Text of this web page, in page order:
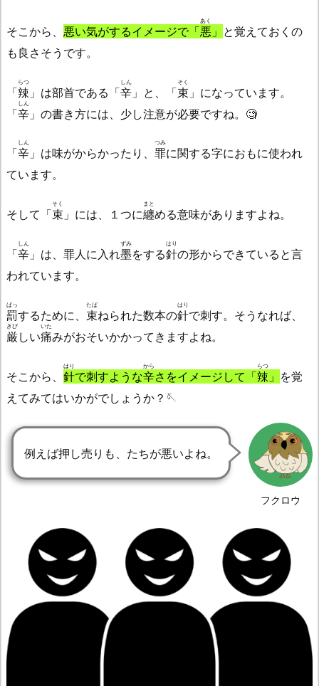
そこから、 悪い気がするイメージで「悪
あく
」 と覚えておくの
も良さそうです。
「辣
らつ
」は部首である「辛
しん
」と、「束
そく
」になっています。
「辛
しん
」の書き方には、少し注意が必要ですね。🧐
「辛
しん
」は味がからかったり、 罪
つみ
に関する字におもに使われ
ています。
そして「束
そく
」には、１つに纏
まと
める意味がありますよね。
「辛
しん
」は、罪人に入れ墨
ずみ
をする針
はり
の形からできていると言
われています。
罰
ばっ
するために、 束
たば
ねられた数本の針
はり
で刺す。そうなれば、
厳
きび
しい痛
いた
みがおそいかかってきますよね。
そこから、 針
はり
で刺すような辛
から
さをイメージして「辣
らつ
」 を覚
えてみてはいかがでしょうか？🪡
フクロウ
例えば押し売りも、たちが悪いよね。